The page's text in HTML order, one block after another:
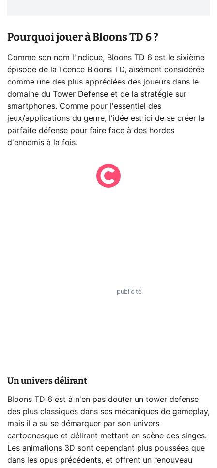
Pourquoi jouer à Bloons TD 6 ?
Comme son nom l'indique, Bloons TD 6 est le sixième
épisode de la licence Bloons TD, aisément considérée
comme une des plus appréciées des joueurs dans le
domaine du Tower Defense et de la stratégie sur
smartphones. Comme pour l'essentiel des
jeux/applications du genre, l'idée est ici de se créer la
parfaite défense pour faire face à des hordes
d'ennemis à la fois.
Un univers délirant
Bloons TD 6 est à n'en pas douter un tower defense
des plus classiques dans ses mécaniques de gameplay,
mais il a su se démarquer par son univers
cartoonesque et délirant mettant en scène des singes.
Les animations 3D sont cependant plus poussées que
dans les opus précédents, et offrent un renouveau